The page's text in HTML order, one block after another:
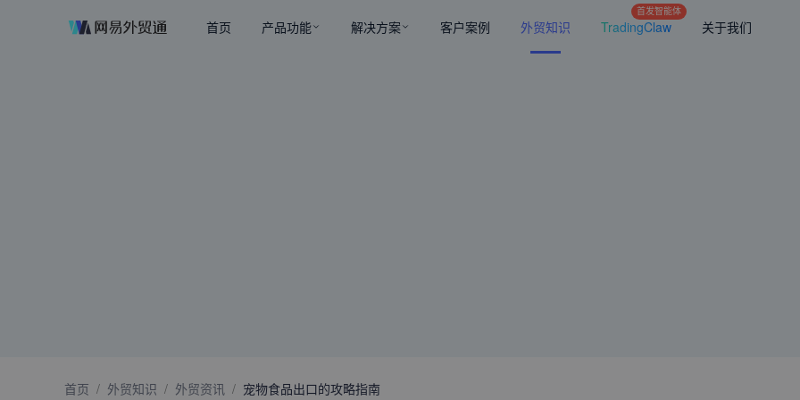
首页 产品功能 解决方案 客户案例 外贸知识 TradingClaw
首发智能体
关于我们
首页 / 外贸知识 / 外贸资讯 / 宠物食品出口的攻略指南